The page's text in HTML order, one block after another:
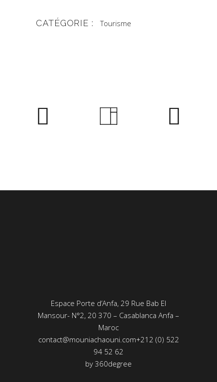
CATÉGORIE : Tourisme
Espace Porte d’Anfa, 29 Rue Bab El
Mansour- N°2, 20 370 – Casablanca Anfa –
Maroc
contact@mouniachaouni.com+212 (0) 522
94 52 62
by 360degree